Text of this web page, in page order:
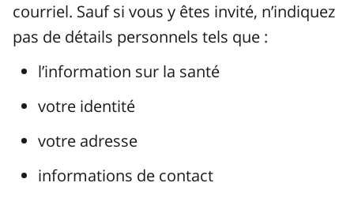
courriel. Sauf si vous y êtes invité, n’indiquez
pas de détails personnels tels que :
l’information sur la santé
votre identité
votre adresse
informations de contact